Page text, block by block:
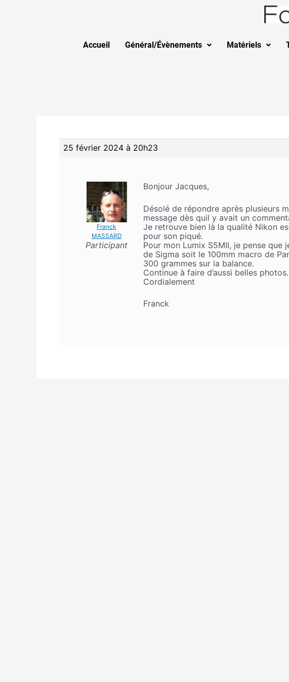
Accueil Général/Évènements Matériels
25 février 2024 à 20h23
Franck
MASSARD
Participant
Bonjour Jacques,
Désolé de répondre après plusieurs
message dès quil y avait un
Je retrouve bien là la qualité Nikon
pour son piqué.
Pour mon Lumix S5MII, je pense que
de Sigma soit le 100mm macro de
300 grammes sur la balance.
Continue à faire d’aussi belles photos.
Cordialement
Franck